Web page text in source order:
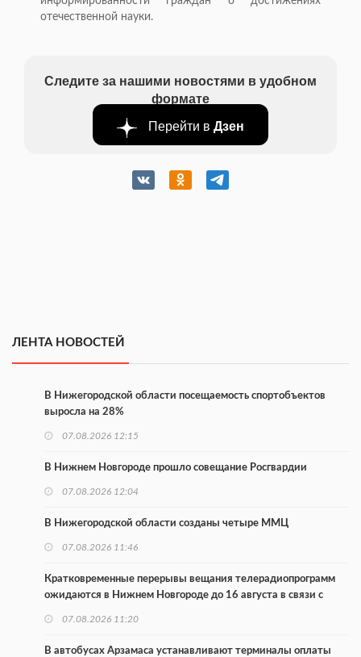
отечественной науки.
Следите за нашими новостями в удобном
формате
Перейти в Дзен
ЛЕНТА НОВОСТЕЙ
В Нижегородской области посещаемость спортобъектов
выросла на 28%
07.08.2026 12:15
В Нижнем Новгороде прошло совещание Росгвардии
07.08.2026 12:04
В Нижегородской области созданы четыре ММЦ
07.08.2026 11:46
Кратковременные перерывы вещания телерадиопрограмм
ожидаются в Нижнем Новгороде до 16 августа в связи с
07.08.2026 11:20
В автобусах Арзамаса устанавливают терминалы оплаты